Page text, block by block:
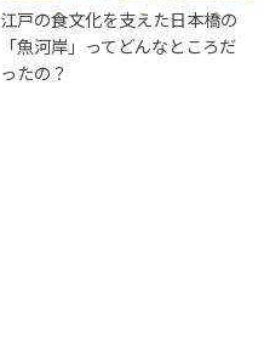
江戸の食文化を支えた日本橋の
「魚河岸」ってどんなところだ
ったの？